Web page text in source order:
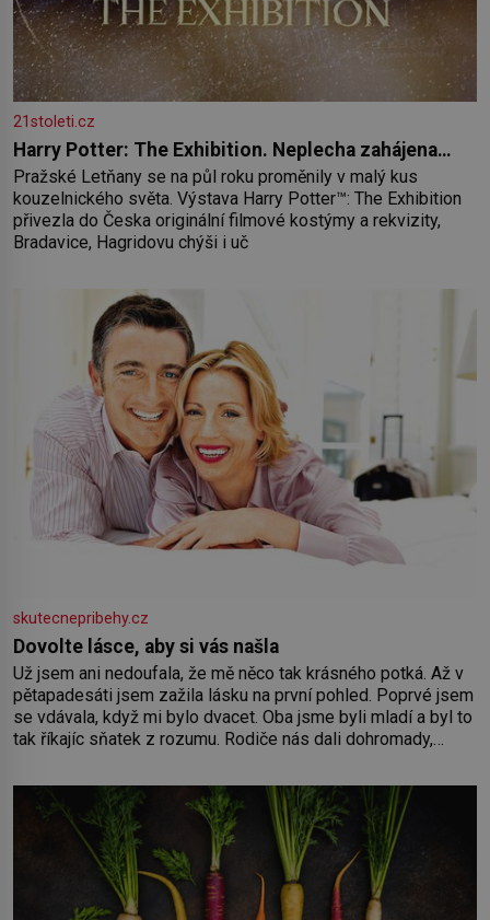
21stoleti.cz
Harry Potter: The Exhibition. Neplecha zahájena…
Pražské Letňany se na půl roku proměnily v malý kus
kouzelnického světa. Výstava Harry Potter™: The Exhibition
přivezla do Česka originální filmové kostýmy a rekvizity,
Bradavice, Hagridovu chýši i uč
skutecnepribehy.cz
Dovolte lásce, aby si vás našla
Už jsem ani nedoufala, že mě něco tak krásného potká. Až v
pětapadesáti jsem zažila lásku na první pohled. Poprvé jsem
se vdávala, když mi bylo dvacet. Oba jsme byli mladí a byl to
tak říkajíc sňatek z rozumu. Rodiče nás dali dohromady,
oběma moc nesvědčilo, brzy jsme zjistili, že